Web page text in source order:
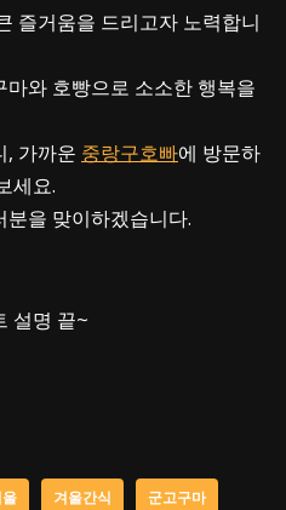
즐거움을 드리고자 노력합니
와 호빵으로 소소한 행복을
, 가까운 중랑구호빠에 방문하
세요.
을 맞이하겠습니다.
설명 끝~
겨울간식 군고구마